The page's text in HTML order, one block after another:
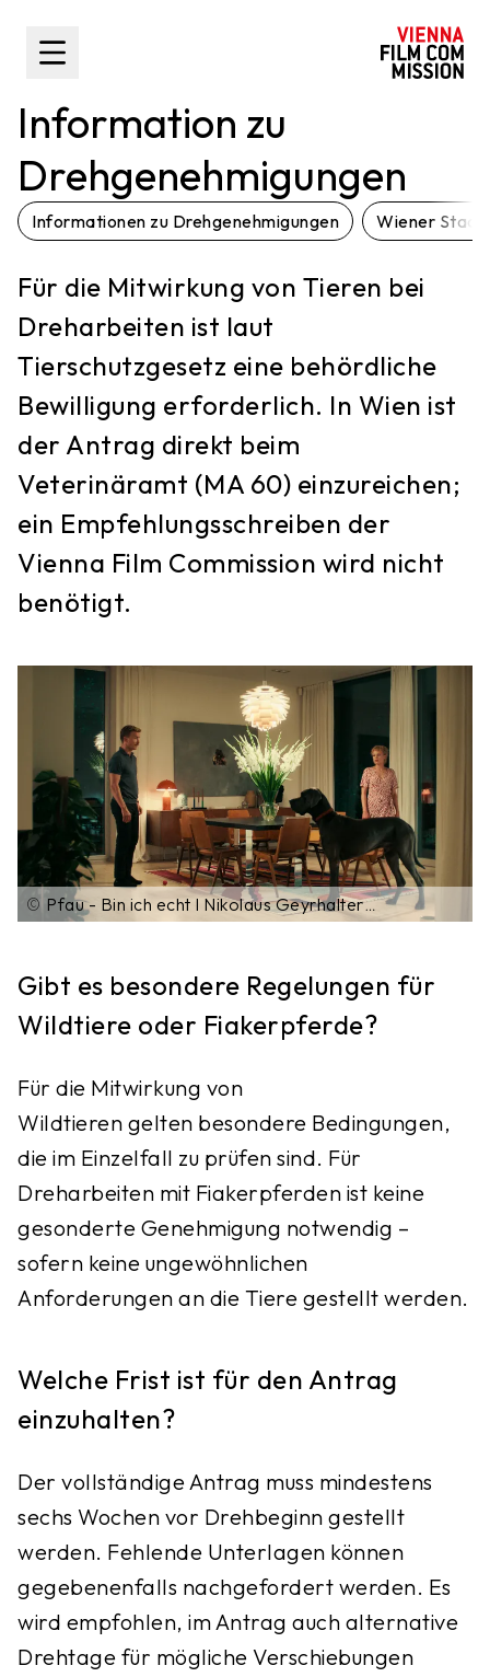
Toggle Sidebar
Information zu
Drehgenehmigungen
Informationen zu Drehgenehmigungen Wiener
Für die Mitwirkung von Tieren bei
Dreharbeiten ist laut
Tierschutzgesetz eine behördliche
Bewilligung erforderlich. In Wien ist
der Antrag direkt beim
Veterinäramt (MA 60) einzureichen;
ein Empfehlungsschreiben der
Vienna Film Commission wird nicht
benötigt.
© Pfau - Bin ich echt I Nikolaus Geyrhalter
Gibt es besondere Regelungen für
Wildtiere oder Fiakerpferde?
Für die Mitwirkung von
Wildtieren gelten besondere Bedingungen,
die im Einzelfall zu prüfen sind. Für
Dreharbeiten mit Fiakerpferden ist keine
gesonderte Genehmigung notwendig –
sofern keine ungewöhnlichen
Anforderungen an die Tiere gestellt werden.
Welche Frist ist für den Antrag
einzuhalten?
Der vollständige Antrag muss mindestens
sechs Wochen vor Drehbeginn gestellt
werden. Fehlende Unterlagen können
gegebenenfalls nachgefordert werden. Es
wird empfohlen, im Antrag auch alternative
Drehtage für mögliche Verschiebungen